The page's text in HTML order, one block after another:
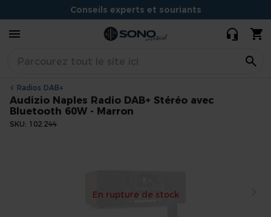
Conseils experts et souriants
Situé à Dijon
Radios DAB+
avec
Bluetooth
229,95 €
Audizio Naples Radio DAB+ Stéréo avec
Bluetooth 60W - Marron
SKU 102.244
En rupture de stock